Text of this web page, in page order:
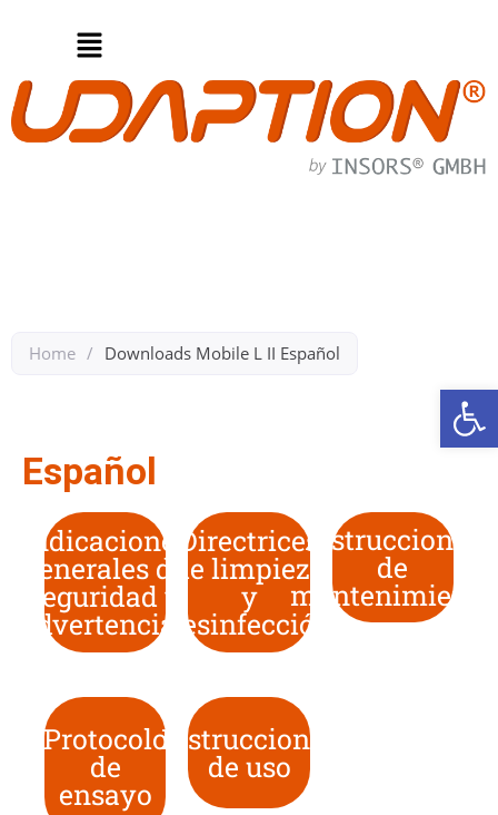
Home / Downloads Mobile L II Español​
Español
Indicaciones
generales de
seguridad y
advertencias
Directrices
de limpieza
y
desinfección
Instrucciones
de
mantenimiento
Protocolo
de
ensayo
Instrucciones
de uso